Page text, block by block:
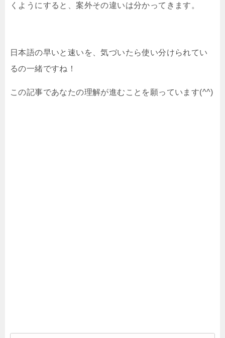
くようにすると、案外その違いは分かってきます。
日本語の早いと速いを、気づいたら使い分けられてい
るの一緒ですね！
この記事であなたの理解が進むことを願っています(^^)